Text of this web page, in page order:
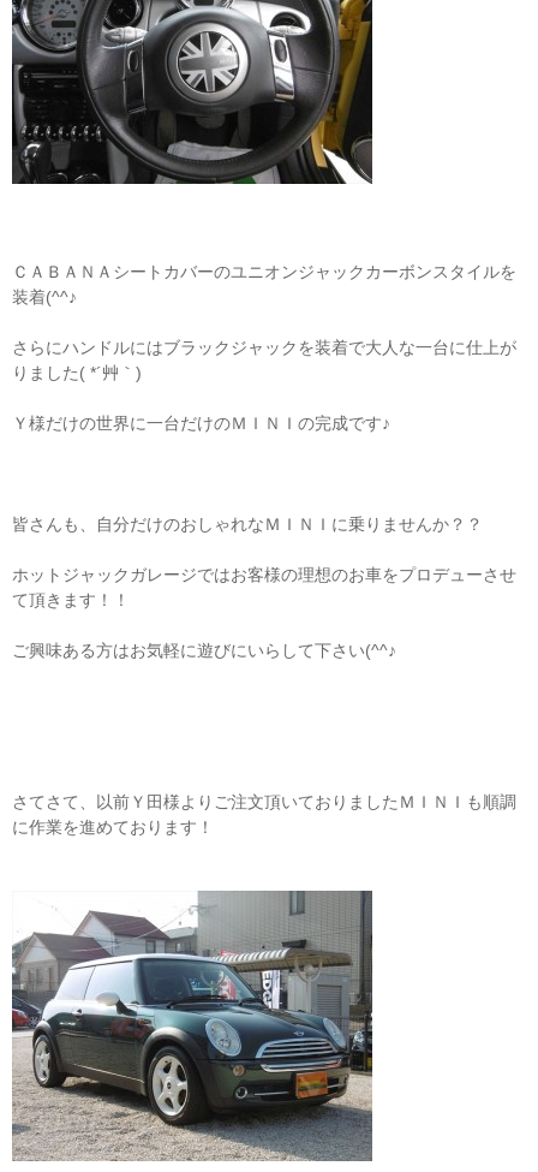
ＣＡＢＡＮＡシートカバーのユニオンジャックカーボンスタイルを
装着(^^♪
さらにハンドルにはブラックジャックを装着で大人な一台に仕上が
りました( *´艸｀)
Ｙ様だけの世界に一台だけのＭＩＮＩの完成です♪
皆さんも、自分だけのおしゃれなＭＩＮＩに乗りませんか？？
ホットジャックガレージではお客様の理想のお車をプロデューさせ
て頂きます！！
ご興味ある方はお気軽に遊びにいらして下さい(^^♪
さてさて、以前Ｙ田様よりご注文頂いておりましたＭＩＮＩも順調
に作業を進めております！